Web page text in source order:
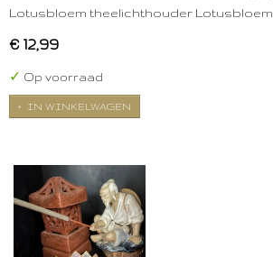
Lotusbloem theelichthouder Lotusbloem
€ 12,99
✓ Op voorraad
IN WINKELWAGEN